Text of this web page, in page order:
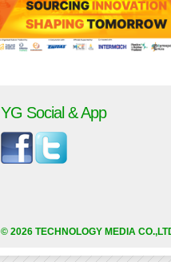
YG Social & App
© 2026 TECHNOLOGY MEDIA